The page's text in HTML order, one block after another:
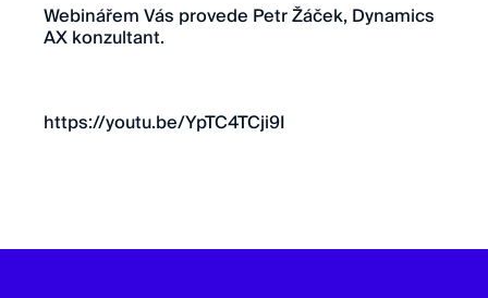
Webinářem Vás provede Petr Žáček, Dynamics
AX konzultant.
https://youtu.be/YpTC4TCji9I